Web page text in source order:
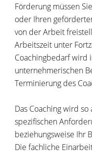
Förderung müssen
oder Ihren
von der Arbeit
Arbeitszeit unter
Coachingbedarf wird
unternehmerischen
Terminierung des
Das Coaching wird so
spezifischen
beziehungsweise Ihr
Die fachliche